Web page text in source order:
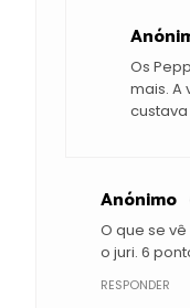
Os
mais. A
custava
Anónimo
O que se
o juri. 6
RESPONDER